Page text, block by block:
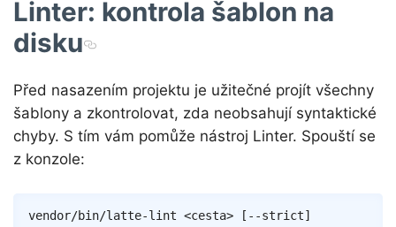
Linter: kontrola šablon na
disku
Před nasazením projektu je užitečné projít všechny
šablony a zkontrolovat, zda neobsahují syntaktické
chyby. S tím vám pomůže nástroj Linter. Spouští se
z konzole:
vendor/bin/latte-lint <cesta> [ --strict]